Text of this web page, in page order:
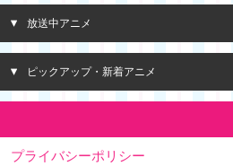
放送中アニメ
ピックアップ・新着アニメ
プライバシーポリシー